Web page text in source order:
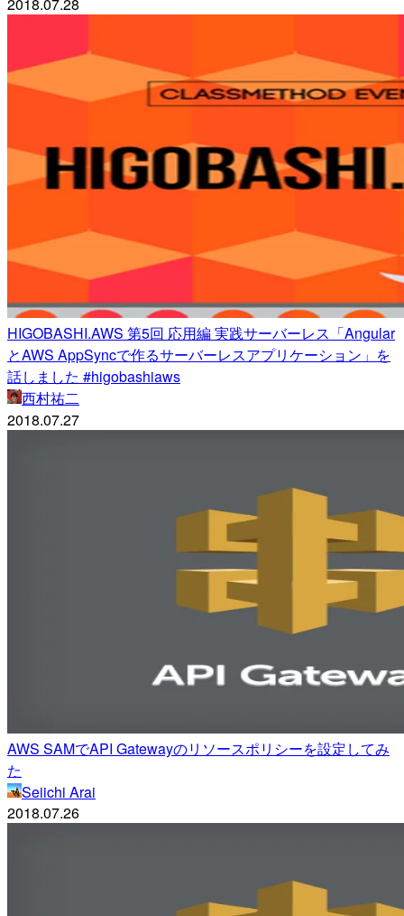
HIGOBASHI.AWS 第5回 応用編 実践サーバーレス「Angular
とAWS AppSyncで作るサーバーレスアプリケーション」を
話しました #higobashiaws
西村祐二
2018.07.27
AWS SAMでAPI Gatewayのリソースポリシーを設定してみ
た
Seiichi Arai
2018.07.26